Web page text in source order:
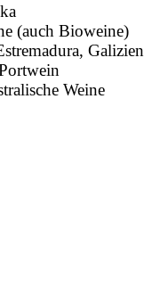
(auch Bioweine)
Weine